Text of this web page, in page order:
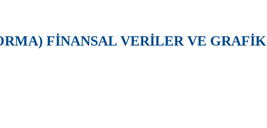
FİNANSAL VERİLER VE GRAFİK